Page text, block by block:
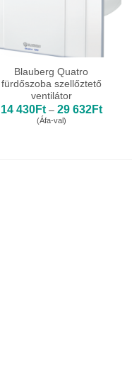
Blauberg Quatro
fürdőszoba szellőztető
ventilátor
14 430Ft – 29 632Ft
(Áfa-val)